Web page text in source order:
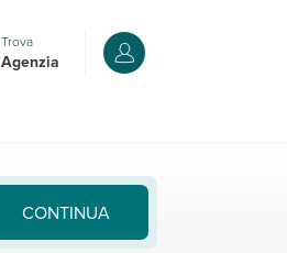
Trova
Agenzia Accedi o registrati
CONTINUA